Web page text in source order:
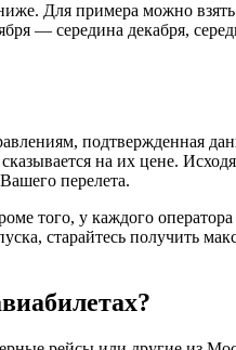
Для примера можно взять
— середина декабря,
подтвержденная
на их цене.
перелета.
того, у каждого
старайтесь получить